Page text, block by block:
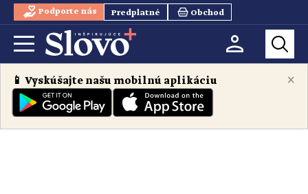
Podporte nás Predplatné Obchod
×
📱 Vyskúšajte našu mobilnú aplikáciu